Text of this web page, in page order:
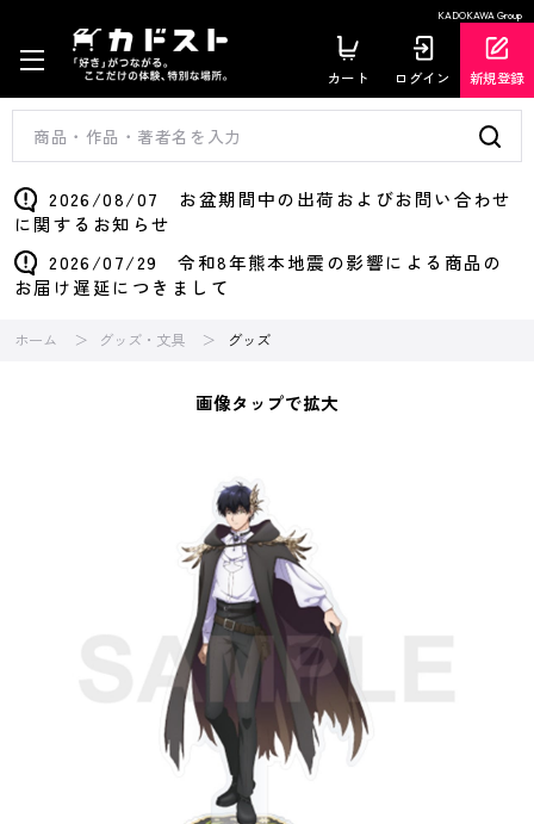
KADOKAWA Group
カート ログイン 新規登録
2026/08/07 お盆期間中の出荷およびお問い合わせ
に関するお知らせ
2026/07/29 令和8年熊本地震の影響による商品の
お届け遅延につきまして
ホーム グッズ・文具 グッズ
画像タップで拡大